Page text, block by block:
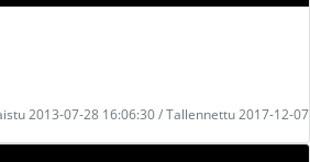
2013-07-28 16:06:30 / Tallennettu 2017-12-07